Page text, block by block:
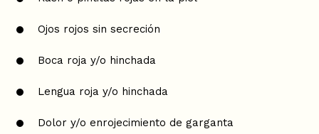
Ojos rojos sin secreción
Boca roja y/o hinchada
Lengua roja y/o hinchada
Dolor y/o enrojecimiento de garganta